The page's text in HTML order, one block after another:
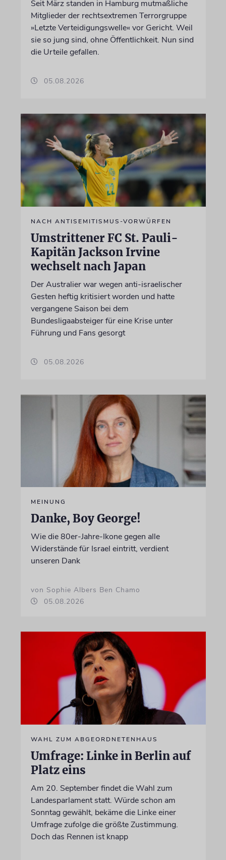
Seit März standen in Hamburg mutmaßliche
Mitglieder der rechtsextremen Terrorgruppe
»Letzte Verteidigungswelle« vor Gericht. Weil
sie so jung sind, ohne Öffentlichkeit. Nun sind
die Urteile gefallen.
05.08.2026
NACH ANTISEMITISMUS-VORWÜRFEN
Umstrittener FC St. Pauli-
Kapitän Jackson Irvine
wechselt nach Japan
Der Australier war wegen anti-israelischer
Gesten heftig kritisiert worden und hatte
vergangene Saison bei dem
Bundesligaabsteiger für eine Krise unter
Führung und Fans gesorgt
05.08.2026
MEINUNG
Danke, Boy George!
Wie die 80er-Jahre-Ikone gegen alle
Widerstände für Israel eintritt, verdient
unseren Dank
von Sophie Albers Ben Chamo
05.08.2026
WAHL ZUM ABGEORDNETENHAUS
Umfrage: Linke in Berlin auf
Platz eins
Am 20. September findet die Wahl zum
Landesparlament statt. Würde schon am
Sonntag gewählt, bekäme die Linke einer
Umfrage zufolge die größte Zustimmung.
Doch das Rennen ist knapp